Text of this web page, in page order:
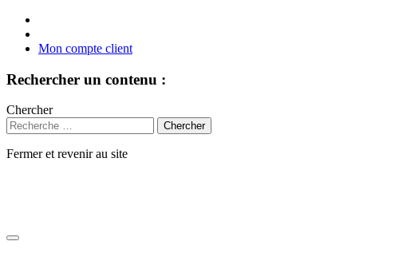
Mon compte client
Rechercher un contenu :
Chercher
Fermer et revenir au site